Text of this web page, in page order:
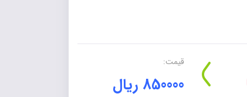
قیمت:
850000 ریال